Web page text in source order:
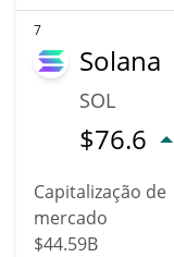
7
Solana
SOL
$76.6
Capitalização de
mercado
$44.59B